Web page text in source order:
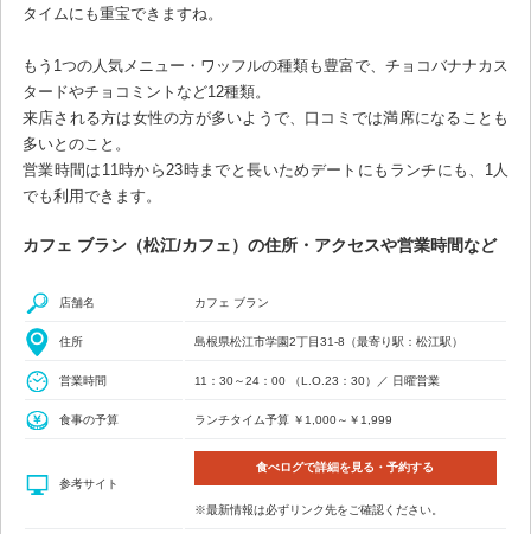
タイムにも重宝できますね。
もう1つの人気メニュー・ワッフルの種類も豊富で、チョコバナナカス
タードやチョコミントなど12種類。
来店される方は女性の方が多いようで、口コミでは満席になることも
多いとのこと。
営業時間は11時から23時までと長いためデートにもランチにも、1人
でも利用できます。
カフェ ブラン（松江/カフェ）の住所・アクセスや営業時間など
店舗名 カフェ ブラン
住所 島根県松江市学園2丁目31-8（最寄り駅：松江駅）
営業時間 11：30～24：00 （L.O.23：30）／ 日曜営業
食事の予算 ランチタイム予算 ￥1,000～￥1,999
参考サイト
食べログで詳細を見る・予約する
※最新情報は必ずリンク先をご確認ください。